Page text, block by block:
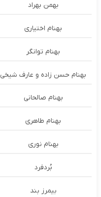
بهمن بهراد
بهنام اختیاری
بهنام توانگر
بهنام حسن زاده و عارف شیخی
بهنام صالحانی
بهنام طاهری
بهنام نوری
بُردفرد
بیمرز بند